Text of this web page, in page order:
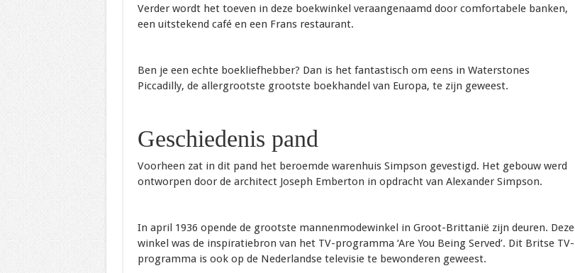
Verder wordt het toeven in deze boekwinkel veraangenaamd door comfortabele banken,
een uitstekend café en een Frans restaurant.
Ben je een echte boekliefhebber? Dan is het fantastisch om eens in Waterstones
Piccadilly, de allergrootste grootste boekhandel van Europa, te zijn geweest.
Geschiedenis pand
Voorheen zat in dit pand het beroemde warenhuis Simpson gevestigd. Het gebouw werd
ontworpen door de architect Joseph Emberton in opdracht van Alexander Simpson.
In april 1936 opende de grootste mannenmodewinkel in Groot-Brittanië zijn deuren. Deze
winkel was de inspiratiebron van het TV-programma ‘Are You Being Served’. Dit Britse TV-
programma is ook op de Nederlandse televisie te bewonderen geweest.